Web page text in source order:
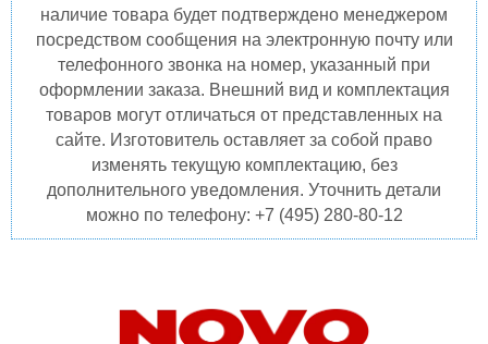
наличие товара будет подтверждено менеджером
посредством сообщения на электронную почту или
телефонного звонка на номер, указанный при
оформлении заказа. Внешний вид и комплектация
товаров могут отличаться от представленных на
сайте. Изготовитель оставляет за собой право
изменять текущую комплектацию, без
дополнительного уведомления. Уточнить детали
можно по телефону: +7 (495) 280-80-12